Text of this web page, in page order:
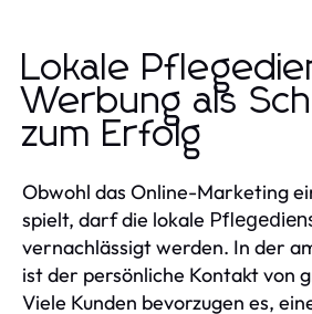
Lokale
Werbung als
zum Erfolg
Obwohl das Online-Marketing
spielt, darf die lokale
vernachlässigt werden. In der
ist der persönliche Kontakt von
Viele Kunden bevorzugen es,